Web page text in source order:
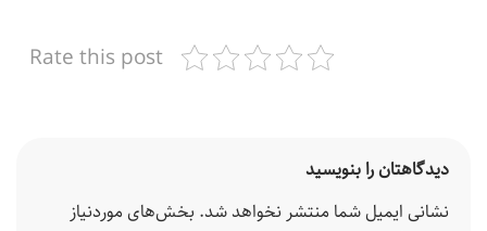
Rate this post
دیدگاهتان را بنویسید
نشانی ایمیل شما منتشر نخواهد شد. بخش‌های موردنیاز